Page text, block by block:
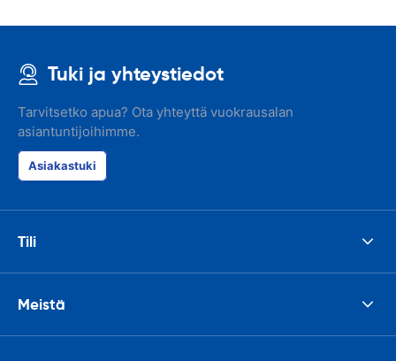
Tuki ja yhteystiedot
Tarvitsetko apua? Ota yhteyttä vuokrausalan
asiantuntijoihimme.
Asiakastuki
Tili
Meistä